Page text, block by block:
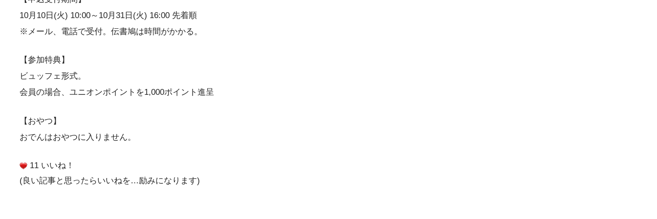
10月10日(火) 10:00～10月31日(火) 16:00 先着順
※メール、電話で受付。伝書鳩は時間がかかる。
【参加特典】
ビュッフェ形式。
会員の場合、ユニオンポイントを1,000ポイント進呈
【おやつ】
おでんはおやつに入りません。
11 いいね！
(良い記事と思ったらいいねを…励みになります)